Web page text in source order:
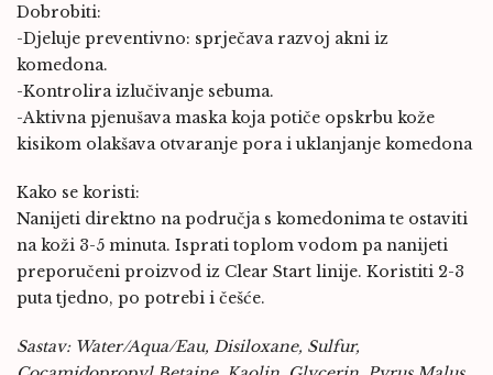
Dobrobiti:
-Djeluje preventivno: sprječava razvoj akni iz
komedona.
-Kontrolira izlučivanje sebuma.
-Aktivna pjenušava maska koja potiče opskrbu kože
kisikom olakšava otvaranje pora i uklanjanje komedona
Kako se koristi:
Nanijeti direktno na područja s komedonima te ostaviti
na koži 3-5 minuta. Isprati toplom vodom pa nanijeti
preporučeni proizvod iz Clear Start linije. Koristiti 2-3
puta tjedno, po potrebi i češće.
Sastav: Water/Aqua/Eau, Disiloxane, Sulfur,